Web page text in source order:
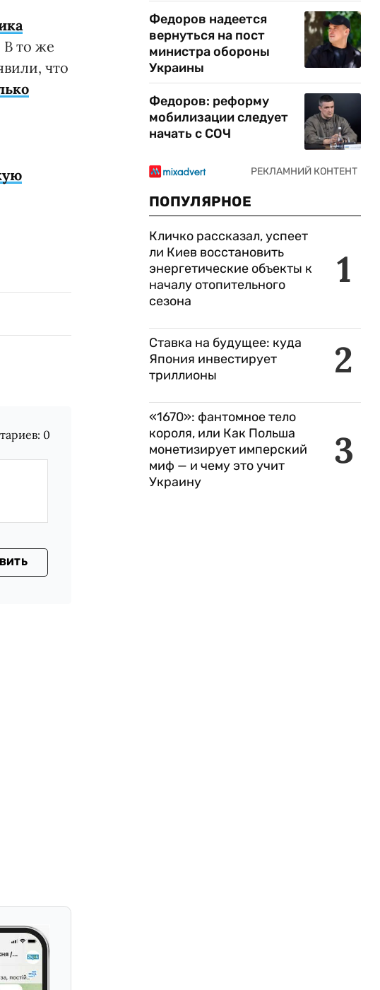
В то же
что
0
Федоров надеется
вернуться на пост
министра обороны
Украины
Федоров: реформу
мобилизации следует
начать с СОЧ
ПОПУЛЯРНОЕ
1
Кличко рассказал, успеет
ли Киев восстановить
энергетические объекты к
началу отопительного
сезона
2
Ставка на будущее: куда
Япония инвестирует
триллионы
3
«1670»: фантомное тело
короля, или Как Польша
монетизирует имперский
миф — и чему это учит
Украину